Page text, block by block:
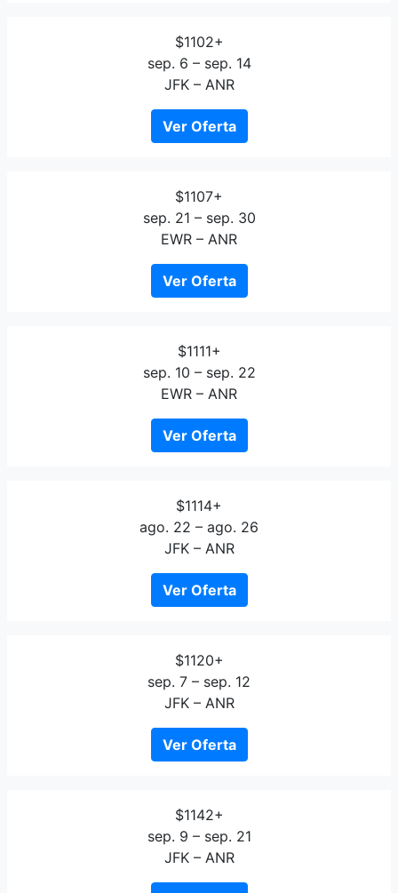
$1102+
sep. 6 – sep. 14
JFK – ANR
Ver Oferta
$1107+
sep. 21 – sep. 30
EWR – ANR
Ver Oferta
$1111+
sep. 10 – sep. 22
EWR – ANR
Ver Oferta
$1114+
ago. 22 – ago. 26
JFK – ANR
Ver Oferta
$1120+
sep. 7 – sep. 12
JFK – ANR
Ver Oferta
$1142+
sep. 9 – sep. 21
JFK – ANR